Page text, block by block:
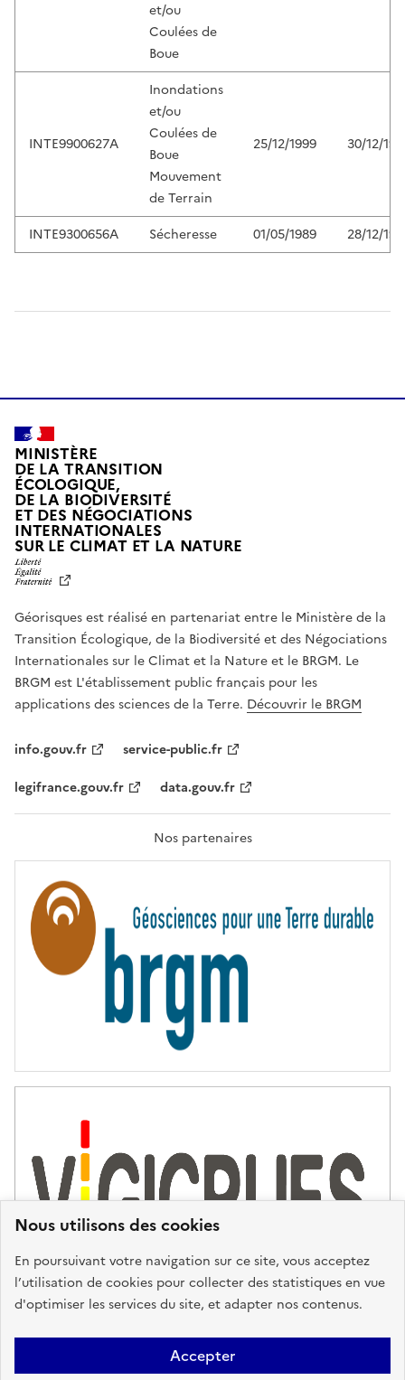
Nous utilisons des cookies
En poursuivant votre navigation sur ce site, vous acceptez
l’utilisation de cookies pour collecter des statistiques en vue
d'optimiser les services du site, et adapter nos contenus.
Accepter
et/ou
Coulées de
Boue
INTE9900627A
Inondations
et/ou
Coulées de
Boue
Mouvement
de Terrain
25/12/1999 30/12/
INTE9300656A Sécheresse 01/05/1989 28/12/
MINISTÈRE
DE LA TRANSITION
ÉCOLOGIQUE,
DE LA BIODIVERSITÉ
ET DES NÉGOCIATIONS
INTERNATIONALES
SUR LE CLIMAT ET LA NATUREL
T
É
,
É
G
A
L
F
A
T
R
T
É
Géorisques est réalisé en partenariat entre le Ministère de la
Transition Écologique, de la Biodiversité et des Négociations
Internationales sur le Climat et la Nature et le BRGM. Le
BRGM est L'établissement public français pour les
applications des sciences de la Terre. Découvrir le BRGM
info.gouv.fr
service-public.fr
legifrance.gouv.fr
data.gouv.fr
Nos partenaires
Plan du site Accessibilité : partiellement conforme
Mentions
Légales
Données personnelles Gestion des cookies FAQ